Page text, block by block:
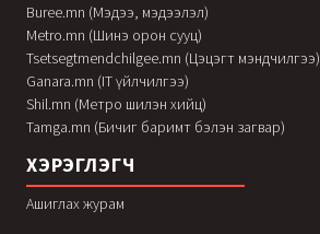
Buree.mn (Мэдээ, мэдээлэл)
Metro.mn (Шинэ орон сууц)
Tsetsegtmendchilgee.mn (Цэцэгт мэндчилгээ)
Ganara.mn (IT үйлчилгээ)
Shil.mn (Метро шилэн хийц)
Tamga.mn (Бичиг баримт бэлэн загвар)
ХЭРЭГЛЭГЧ
Ашиглах журам